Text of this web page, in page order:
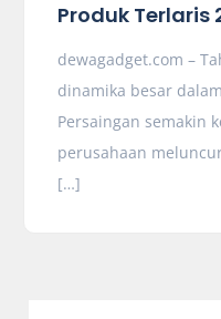
Produk Terlaris
dewagadget.com –
dinamika besar
Persaingan semakin
perusahaan
[…]